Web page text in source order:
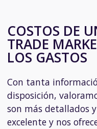
COSTOS DE
TRADE
LOS GASTOS
Con tanta
disposición,
son más detallados
excelente y nos